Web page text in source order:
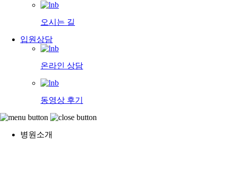
오시는 길
입원상담
온라인 상담
동영상 후기
병원소개